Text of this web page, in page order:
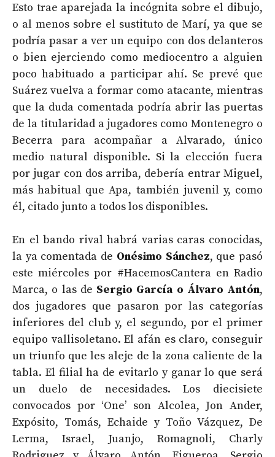
Esto trae aparejada la incógnita sobre el dibujo,
o al menos sobre el sustituto de Marí, ya que se
podría pasar a ver un equipo con dos delanteros
o bien ejerciendo como mediocentro a alguien
poco habituado a participar ahí. Se prevé que
Suárez vuelva a formar como atacante, mientras
que la duda comentada podría abrir las puertas
de la titularidad a jugadores como Montenegro o
Becerra para acompañar a Alvarado, único
medio natural disponible. Si la elección fuera
por jugar con dos arriba, debería entrar Miguel,
más habitual que Apa, también juvenil y, como
él, citado junto a todos los disponibles.
En el bando rival habrá varias caras conocidas,
la ya comentada de Onésimo Sánchez, que pasó
este miércoles por #HacemosCantera en Radio
Marca, o las de Sergio García o Álvaro Antón,
dos jugadores que pasaron por las categorías
inferiores del club y, el segundo, por el primer
equipo vallisoletano. El afán es claro, conseguir
un triunfo que les aleje de la zona caliente de la
tabla. El filial ha de evitarlo y ganar lo que será
un duelo de necesidades. Los diecisiete
convocados por ‘One’ son Alcolea, Jon Ander,
Expósito, Tomás, Echaide y Toño Vázquez, De
Lerma, Israel, Juanjo, Romagnoli, Charly